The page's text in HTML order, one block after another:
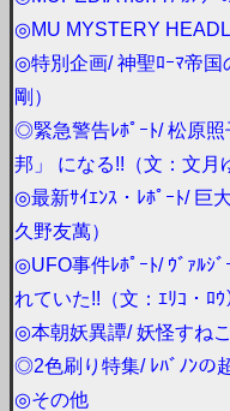
◎MU MYSTERY
◎特別企画/ 神聖ﾛｰﾏ帝国
剛）
◎緊急警告ﾚﾎﾟｰﾄ/ 松原
邦」 になる!!（文：文月
◎最新ｻｲｴﾝｽ・ﾚﾎﾟｰﾄ/ 巨
久野友萬）
◎UFO事件ﾚﾎﾟｰﾄ/ ｳﾞｧﾙｼ
れていた!!（文：ｴﾘｺ・ﾛｳ
◎本朝妖異譚/ 妖怪すね
◎2色刷り特集/ ﾚﾊﾞﾉﾝの
◎その他